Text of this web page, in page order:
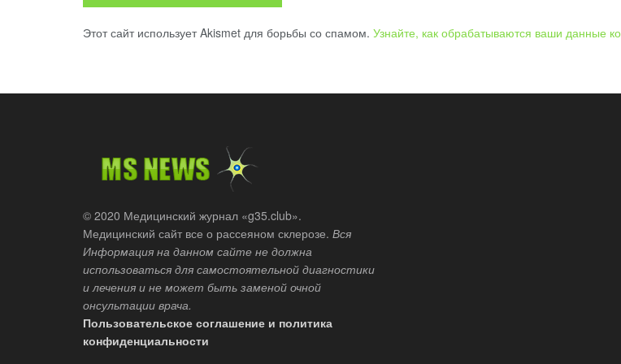
Этот сайт использует Akismet для борьбы со спамом. Узнайте, как обрабатываются ваши данные
© 2020 Медицинский журнал «g35.club».
Медицинский сайт все о рассеяном склерозе. Вся
Информация на данном сайте не должна
использоваться для самостоятельной диагностики
и лечения и не может быть заменой очной
онсультации врача.
Пользовательское соглашение и политика
конфиденциальности